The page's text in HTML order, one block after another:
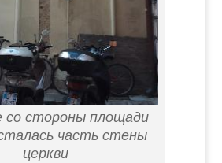
со стороны площади
часть стены
церкви